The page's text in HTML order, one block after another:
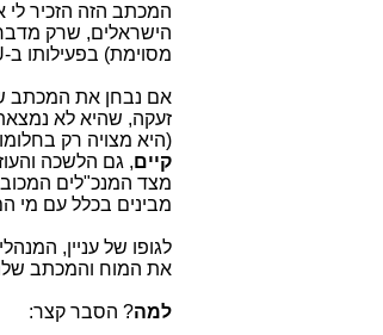
המכתב הזה הזכיר
הישראלים, שרק
מסוימת) בפעילותו ב-EU.
אם נבחן את המכתב
זעקה, שהיא לא נמצאת
(היא מצויה רק
קיים, גם הלשכה
מצד המנכ"לים
מבינים בכלל עם מי
לגופו של עניין,
את המוח והמכתב
למה? הסבר קצר: